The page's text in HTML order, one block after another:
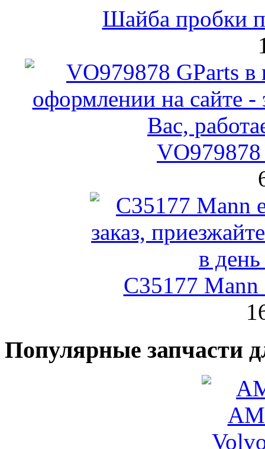
Шайба пробки
VO979878
C35177
Популярные запчасти